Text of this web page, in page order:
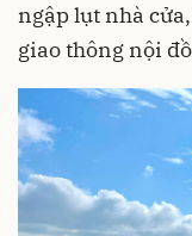
ngập lụt nhà
giao thông nội